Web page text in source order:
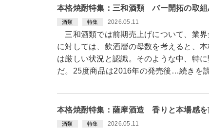
本格焼酎特集：三和酒類 バー開拓の取組
酒類 特集 2026.05.11
三和酒類では前期売上げについて、業
に対しては、飲酒層の母数を考えると、
は厳しい状況と認識。そのような中、特
だ。25度商品は2016年の発売後…続きを
本格焼酎特集：薩摩酒造 香りと本場感を
酒類 特集 2026.05.11